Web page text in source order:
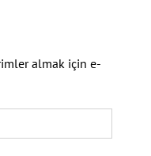
almak için e-